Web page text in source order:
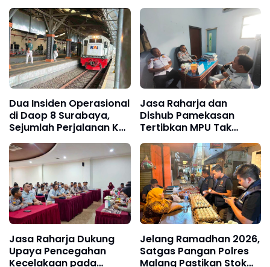
Dua Insiden Operasional
di Daop 8 Surabaya,
Sejumlah Perjalanan KA
Alami Keterlambatan
Jasa Raharja dan
Dishub Pamekasan
Tertibkan MPU Tak
Sesuai Peruntukan
Jasa Raharja Dukung
Upaya Pencegahan
Kecelakaan pada
Jelang Ramadhan 2026,
Satgas Pangan Polres
Malang Pastikan Stok